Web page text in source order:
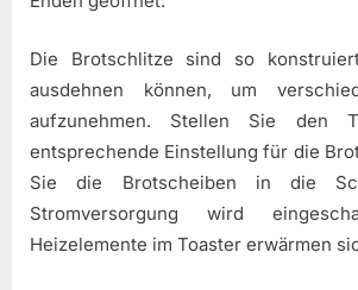
Die Brotschlitze sind so
ausdehnen können, um
aufzunehmen. Stellen Sie den
entsprechende Einstellung für die
Sie die Brotscheiben in die
Stromversorgung wird
Heizelemente im Toaster erwärmen